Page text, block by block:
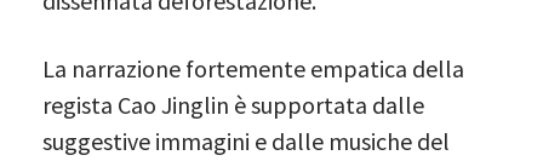
La narrazione fortemente empatica della
regista Cao Jinglin è supportata dalle
suggestive immagini e dalle musiche del